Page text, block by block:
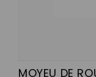
MOYEU DE